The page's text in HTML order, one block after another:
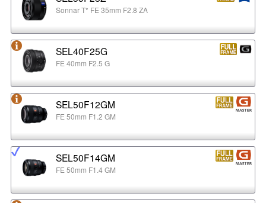
Sonnar T* FE 35mm F2.8 ZA
SEL40F25G
FE 40mm F2.5 G
SEL50F12GM
FE 50mm F1.2 GM
SEL50F14GM
FE 50mm F1.4 GM